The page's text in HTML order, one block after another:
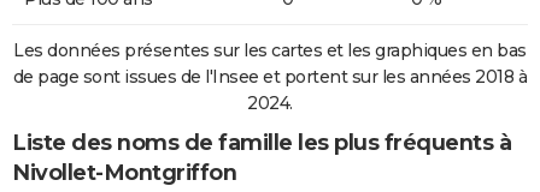
Les données présentes sur les cartes et les graphiques en bas
de page sont issues de l'Insee et portent sur les années 2018 à
2024.
Liste des noms de famille les plus fréquents à
Nivollet-Montgriffon